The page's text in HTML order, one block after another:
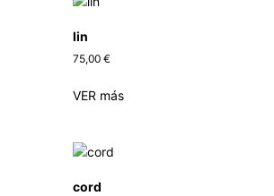
lin
75,00 €
VER más
cord